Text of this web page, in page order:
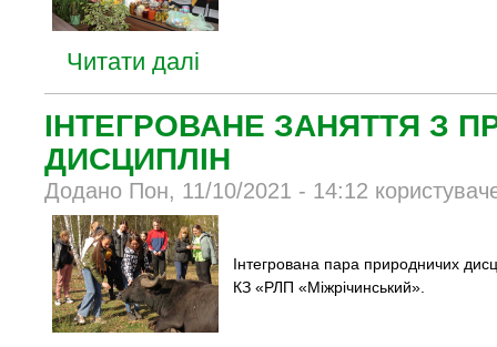
Читати далі
ІНТЕГРОВАНЕ ЗАНЯТТЯ З
ДИСЦИПЛІН
Додано Пон, 11/10/2021 - 14:12
Інтегрована пара природничих
КЗ «РЛП «Міжрічинський».